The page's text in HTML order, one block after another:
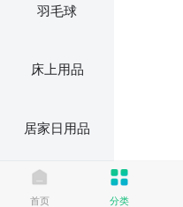
羽毛球
床上用品
居家日用品
电风扇 电蚊拍
首页 分类